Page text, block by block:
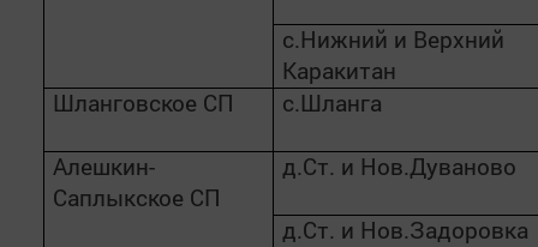
с.Нижний и Верхний
Каракитан
Шланговское СП
с.Шланга
Алешкин-
Саплыкское СП
д.Ст. и Нов.Дуваново
д.Ст. и Нов.Задоровка